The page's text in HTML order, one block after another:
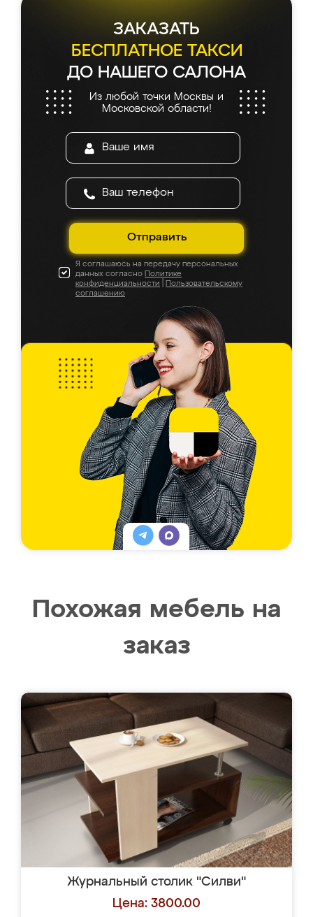
ЗАКАЗАТЬ
БЕСПЛАТНОЕ ТАКСИ
ДО НАШЕГО САЛОНА
Из любой точки Москвы и
Московской области!
Отправить
Я соглашаюсь на передачу персональных
данных согласно Политике
конфиденциальности
Пользовательскому
соглашению
Похожая мебель на
заказ
Журнальный столик "Силви"
Цена: 3800.00